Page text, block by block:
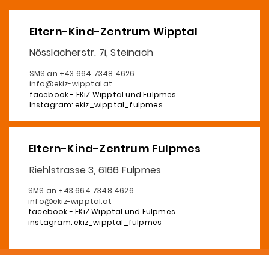
Eltern-Kind-Zentrum Wipptal
Nösslacherstr. 7i, Steinach
SMS an +43 664 7348 4626
info@ekiz-wipptal.at
facebook - EKiZ Wipptal und Fulpmes
Instagram: ekiz_wipptal_fulpmes
Eltern-Kind-Zentrum Fulpmes
Riehlstrasse 3, 6166 Fulpmes
SMS an +43 664 7348 4626
info@ekiz-wipptal.at
facebook - EKiZ Wipptal und Fulpmes
instagram: ekiz_wipptal_fulpmes